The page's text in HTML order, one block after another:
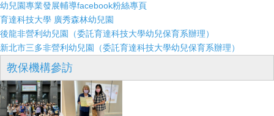
幼兒園專業發展輔導facebook粉絲專頁
育達科技大學 廣秀森林幼兒園
後龍非營利幼兒園（委託育達科技大學幼兒保育系辦理）
新北市三多非營利幼兒園（委託育達科技大學幼兒保育系辦理）
教保機構參訪